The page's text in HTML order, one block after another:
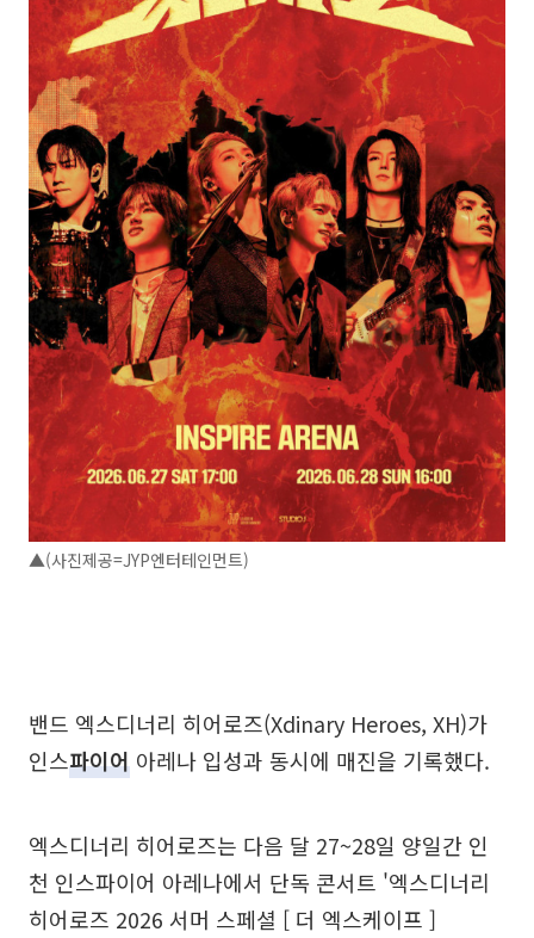
▲(사진제공=JYP엔터테인먼트)
밴드 엑스디너리 히어로즈(Xdinary Heroes, XH)가
인스파이어 아레나 입성과 동시에 매진을 기록했다.
엑스디너리 히어로즈는 다음 달 27~28일 양일간 인
천 인스파이어 아레나에서 단독 콘서트 '엑스디너리
히어로즈 2026 서머 스페셜 [ 더 엑스케이프 ]